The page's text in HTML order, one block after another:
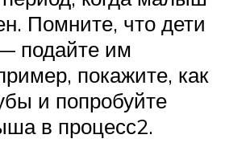
Помните, что дети
подайте им
покажите, как
и попробуйте
в процесс2.